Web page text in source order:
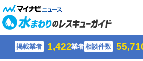
掲載業者 1,422業者相談件数